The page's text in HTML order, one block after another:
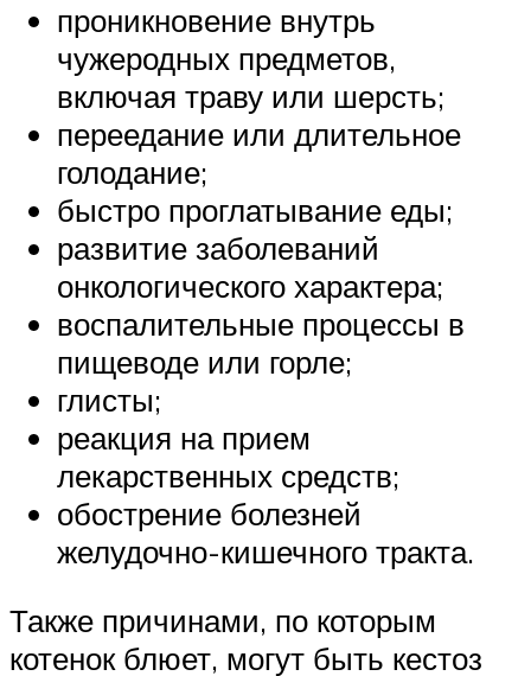
проникновение внутрь
чужеродных предметов,
включая траву или шерсть;
переедание или длительное
голодание;
быстро проглатывание еды;
развитие заболеваний
онкологического характера;
воспалительные процессы в
пищеводе или горле;
глисты;
реакция на прием
лекарственных средств;
обострение болезней
желудочно-кишечного тракта.
Также причинами, по которым
котенок блюет, могут быть кестоз